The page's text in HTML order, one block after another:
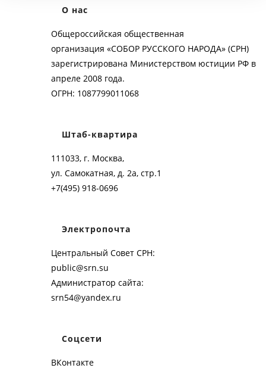
О нас
Общероссийская общественная
организация «СОБОР РУССКОГО НАРОДА» (СРН)
зарегистрирована Министерством юстиции РФ в
апреле 2008 года.
ОГРН: 1087799011068
Штаб-квартира
111033, г. Москва,
ул. Самокатная, д. 2а, стр.1
+7(495) 918-0696
Электропочта
Центральный Совет СРН:
public@srn.su
Администратор сайта:
srn54@yandex.ru
Соцсети
ВКонтакте